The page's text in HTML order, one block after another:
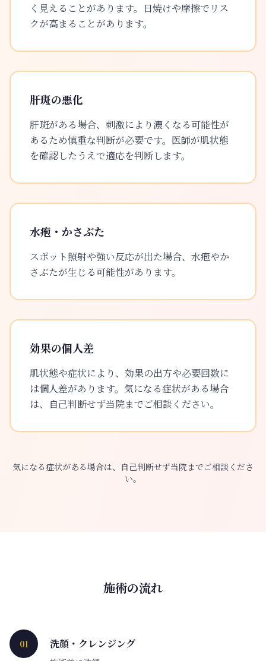
く見えることがあります。日焼けや摩擦でリス
クが高まることがあります。
肝斑の悪化
肝斑がある場合、刺激により濃くなる可能性が
あるため慎重な判断が必要です。医師が肌状態
を確認したうえで適応を判断します。
水疱・かさぶた
スポット照射や強い反応が出た場合、水疱やか
さぶたが生じる可能性があります。
効果の個人差
肌状態や症状により、効果の出方や必要回数に
は個人差があります。気になる症状がある場合
は、自己判断せず当院までご相談ください。
気になる症状がある場合は、自己判断せず当院までご相談くださ
い。
施術の流れ
01 洗顔・クレンジング